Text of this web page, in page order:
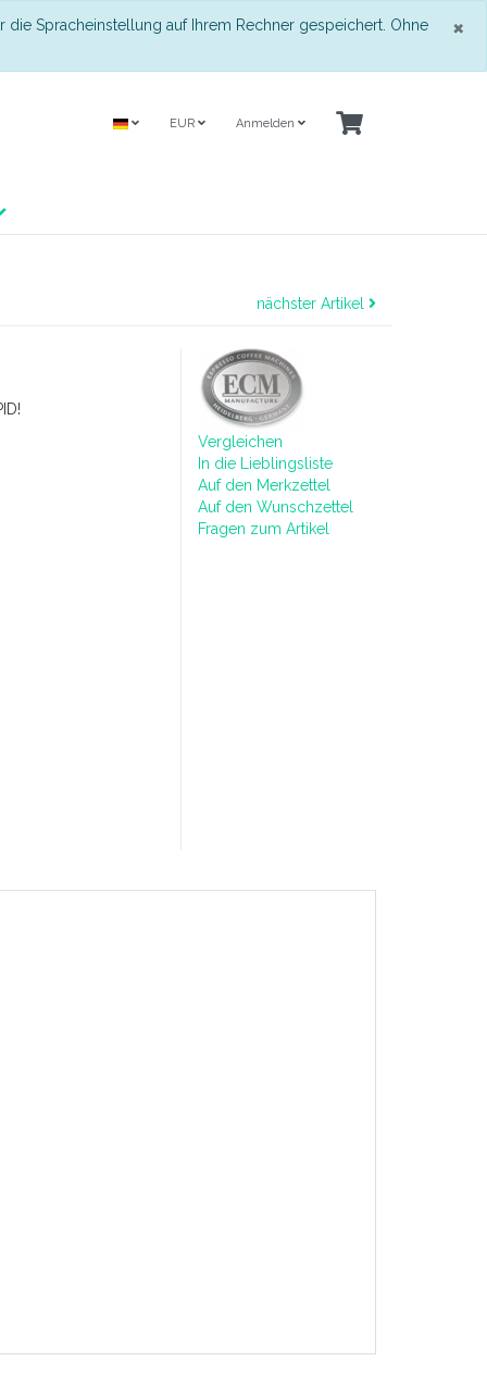
×
Spracheinstellung auf Ihrem Rechner gespeichert. Ohne
EUR Anmelden
nächster Artikel
Vergleichen
In die Lieblingsliste
Auf den Merkzettel
Auf den Wunschzettel
Fragen zum Artikel